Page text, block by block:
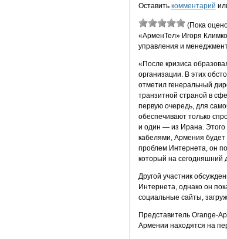
Оставить комментарий
(Пока
«АрменТел» Игоря
управления и
«После кризиса
организации. В этих
отметил генеральный
транзитной страной в
первую очередь, для
обеспечивают только
и один — из Ирана. Этого
кабелями, Армения
проблем Интернета, он
который на сегодняшний
Другой участник
Интернета, однако он
социальные сайты,
Представитель Orange-
Армении находятся на